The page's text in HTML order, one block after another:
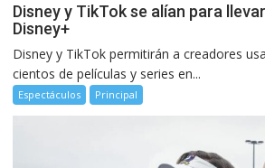
Disney y TikTok se alían para
Disney+
Disney y TikTok permitirán a creadores
cientos de películas y series en...
Espectáculos Principal